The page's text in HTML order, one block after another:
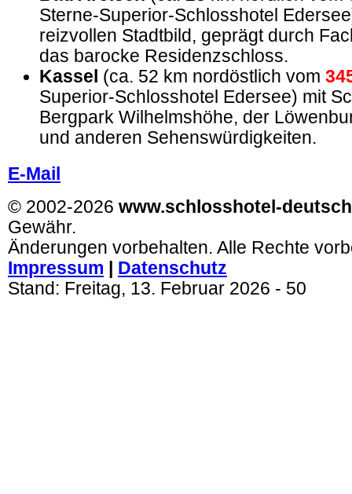
Sterne-Superior-Schlosshotel
reizvollen Stadtbild, geprägt durch
das barocke Residenzschloss.
Kassel (ca. 52 km nordöstlich vom
Superior-Schlosshotel Edersee) mit
Bergpark Wilhelmshöhe, der
und anderen Sehenswürdigkeiten.
E-Mail
© 2002-2026 www.schlosshotel-
Gewähr.
Änderungen vorbehalten. Alle Rechte
Impressum
Datenschutz
Stand: Freitag, 13. Februar 2026 - 50